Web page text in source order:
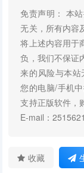
免责声明： 本
无关，所有内容
将上述内容用于
负，我们不保证
来的风险与本
您的电脑/手机
支持正版软件，
E-mail：
收藏